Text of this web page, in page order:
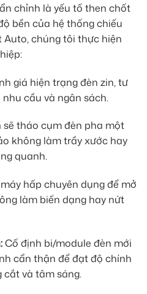
chỉnh là yếu tố then chốt
bền của hệ thống chiếu
Auto, chúng tôi thực hiện
giá hiện trạng đèn zin, tư
cầu và ngân sách.
tháo cụm đèn pha một
không làm trầy xước hay
quanh.
hấp chuyên dụng để mở
làm biến dạng hay nứt
Cố định bi/module đèn mới
cẩn thận để đạt độ chính
và tâm sáng.